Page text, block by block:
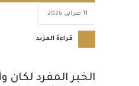
11 فبراير، 2026
قراءة المزيد
الخبر المفرد لكان